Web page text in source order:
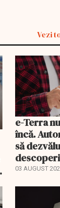
Vezi
e-Terra
încă.
să
03 AUGUST